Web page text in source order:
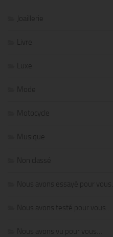
Joaillerie
Livre
Luxe
Mode
Motocycle
Musique
Non classé
Nous avons essayé pour vous…
Nous avons testé pour vous…
Nous avons vu pour vous…